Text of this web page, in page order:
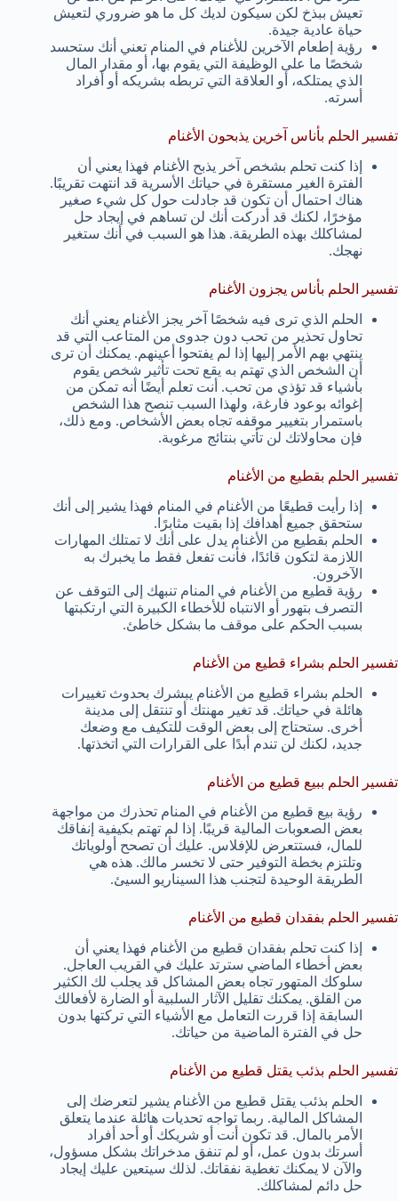
تعيش ببذخ لكن سيكون لديك كل ما هو ضروري لتعيش
حياة عادية جيدة.
رؤية إطعام الآخرين للأغنام في المنام تعني أنك ستحسد
شخصًا ما على الوظيفة التي يقوم بها، أو مقدار المال
الذي يمتلكه، أو العلاقة التي تربطه بشريكه أو أفراد
أسرته.
تفسير الحلم بأناس آخرين يذبحون الأغنام
إذا كنت تحلم بشخص آخر يذبح الأغنام فهذا يعني أن
الفترة الغير مستقرة في حياتك الأسرية قد انتهت تقريبًا.
هناك احتمال أن تكون قد جادلت حول كل شيء صغير
مؤخرًا، لكنك قد أدركت أنك لن تساهم في إيجاد حل
لمشاكلك بهذه الطريقة. هذا هو السبب في أنك ستغير
نهجك.
تفسير الحلم بأناس يجزون الأغنام
الحلم الذي ترى فيه شخصًا آخر يجز الأغنام يعني أنك
تحاول تحذير من تحب دون جدوى من المتاعب التي قد
ينتهي بهم الأمر إليها إذا لم يفتحوا أعينهم. يمكنك أن ترى
أن الشخص الذي تهتم به يقع تحت تأثير شخص يقوم
بأشياء قد تؤذي من تحب. أنت تعلم أيضًا أنه تمكن من
إغوائه بوعود فارغة، ولهذا السبب تنصح هذا الشخص
باستمرار بتغيير موقفه تجاه بعض الأشخاص. ومع ذلك،
فإن محاولاتك لن تأتي بنتائج مرغوبة.
تفسير الحلم بقطيع من الأغنام
إذا رأيت قطيعًا من الأغنام في المنام فهذا يشير إلى أنك
ستحقق جميع أهدافك إذا بقيت مثابرًا.
الحلم بقطيع من الأغنام يدل على أنك لا تمتلك المهارات
اللازمة لتكون قائدًا، فأنت تفعل فقط ما يخبرك به
الآخرون.
رؤية قطيع من الأغنام في المنام تنبهك إلى التوقف عن
التصرف بتهور أو الانتباه للأخطاء الكبيرة التي ارتكبتها
بسبب الحكم على موقف ما بشكل خاطئ.
تفسير الحلم بشراء قطيع من الأغنام
الحلم بشراء قطيع من الأغنام يبشرك بحدوث تغييرات
هائلة في حياتك. قد تغير مهنتك أو تنتقل إلى مدينة
أخرى. ستحتاج إلى بعض الوقت للتكيف مع وضعك
جديد، لكنك لن تندم أبدًا على القرارات التي اتخذتها.
تفسير الحلم ببيع قطيع من الأغنام
رؤية بيع قطيع من الأغنام في المنام تحذرك من مواجهة
بعض الصعوبات المالية قريبًا. إذا لم تهتم بكيفية إنفاقك
للمال، فستتعرض للإفلاس. عليك أن تصحح أولوياتك
وتلتزم بخطة التوفير حتى لا تخسر مالك. هذه هي
الطريقة الوحيدة لتجنب هذا السيناريو السيئ.
تفسير الحلم بفقدان قطيع من الأغنام
إذا كنت تحلم بفقدان قطيع من الأغنام فهذا يعني أن
بعض أخطاء الماضي سترتد عليك في القريب العاجل.
سلوكك المتهور تجاه بعض المشاكل قد يجلب لك الكثير
من القلق. يمكنك تقليل الآثار السلبية أو الضارة لأفعالك
السابقة إذا قررت التعامل مع الأشياء التي تركتها بدون
حل في الفترة الماضية من حياتك.
تفسير الحلم بذئب يقتل قطيع من الأغنام
الحلم بذئب يقتل قطيع من الأغنام يشير لتعرضك إلى
المشاكل المالية. ربما تواجه تحديات هائلة عندما يتعلق
الأمر بالمال. قد تكون أنت أو شريكك أو أحد أفراد
أسرتك بدون عمل، أو لم تنفق مدخراتك بشكل مسؤول،
والآن لا يمكنك تغطية نفقاتك. لذلك سيتعين عليك إيجاد
حل دائم لمشاكلك.